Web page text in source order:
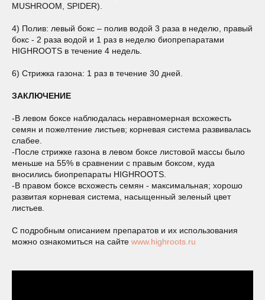
MUSHROOM, SPIDER).
4) Полив: левый бокс – полив водой 3 раза в неделю, правый
бокс - 2 раза водой и 1 раз в неделю биопрепаратами
HIGHROOTS в течение 4 недель.
6) Стрижка газона: 1 раз в течение 30 дней.
ЗАКЛЮЧЕНИЕ
-В левом боксе наблюдалась неравномерная всхожесть
семян и пожелтение листьев; корневая система развивалась
слабее.
-После стрижке газона в левом боксе листовой массы было
меньше на 55% в сравнении с правым боксом, куда
вносились биопрепараты HIGHROOTS.
-В правом боксе всхожесть семян - максимальная; хорошо
развитая корневая система, насыщенный зеленый цвет
листьев.
С подробным описанием препаратов и их использования
можно ознакомиться на сайте www.highroots.ru